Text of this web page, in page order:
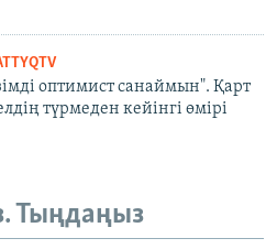
оптимист санаймын". Қарт
түрмеден кейінгі өмірі
Тыңдаңыз